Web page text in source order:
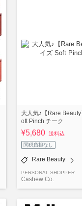
大人気♪【Rare
oft Pinch チーク
¥5,680 送料込
関税負担なし
Rare Beauty
PERSONAL SHOPPER
Cashew Co.